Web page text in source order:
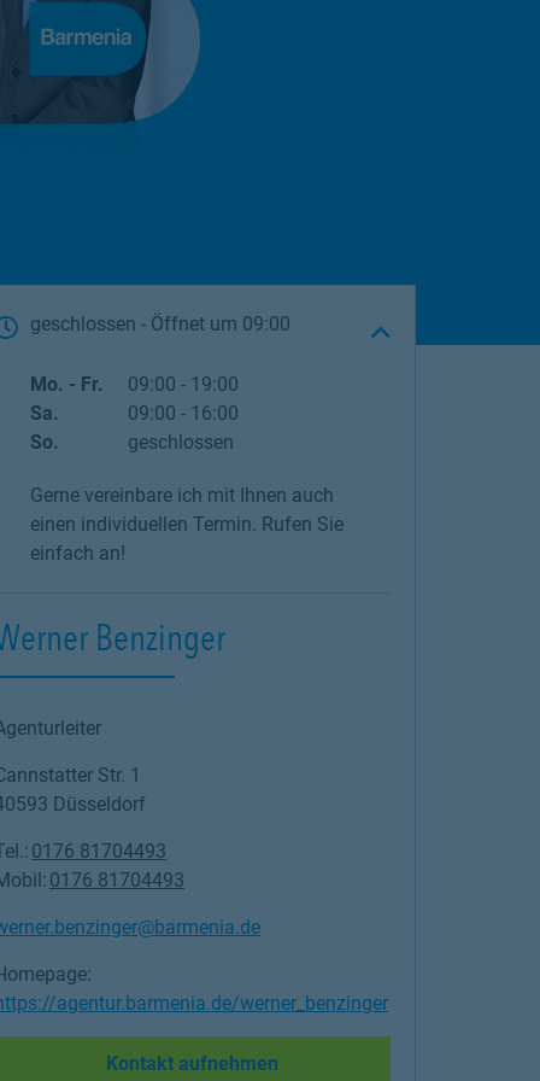
geschlossen - Öffnet um 09:00
Wochentag Öffnungszeiten
Mo. - Fr. 09:00 - 19:00
Sa.
09:00 - 16:00
So.
geschlossen
Gerne vereinbare ich mit Ihnen auch
einen individuellen Termin. Rufen Sie
einfach an!
Benzinger
Str. 1
Düsseldorf
0176 81704493
0176 81704493
agentur.barmenia.de/werner_benzinger
Kontakt aufnehmenLink Opens in New Tab